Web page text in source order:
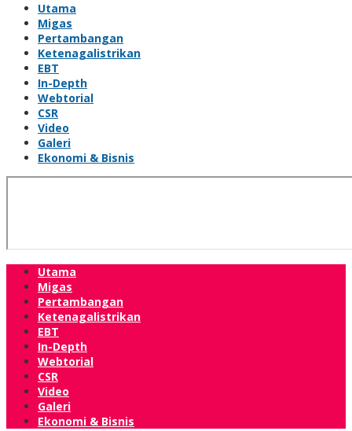
Utama
Migas
Pertambangan
Ketenagalistrikan
EBT
In-Depth
Webtorial
CSR
Video
Galeri
Ekonomi & Bisnis
Utama
Migas
Pertambangan
Ketenagalistrikan
EBT
In-Depth
Webtorial
CSR
Video
Galeri
Ekonomi & Bisnis